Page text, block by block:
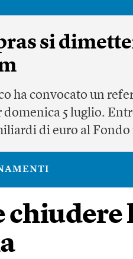
si
ha convocato un
5 luglio.
di euro al
chiudere